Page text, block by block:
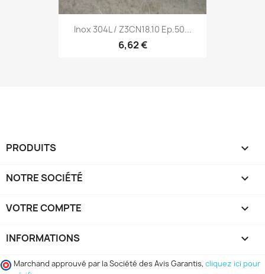
Inox 304L / Z3CN18.10 Ep.50...
6,62 €
PRODUITS 
NOTRE SOCIÉTÉ 
VOTRE COMPTE 
INFORMATIONS keyboard_arrow_down
Marchand approuvé par la Société des Avis Garantis, cliquez ici pour